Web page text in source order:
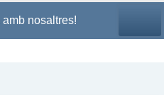
amb nosaltres!